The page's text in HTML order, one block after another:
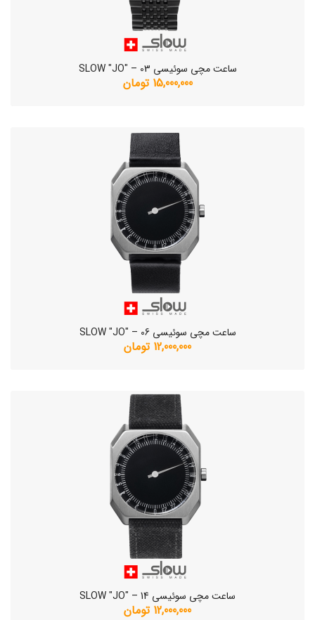
ساعت مچی سوئیسی SLOW "JO" – 03
15,000,000 تومان
ساعت مچی سوئیسی SLOW "JO" – 06
12,000,000 تومان
ساعت مچی سوئیسی SLOW "JO" – 14
12,000,000 تومان